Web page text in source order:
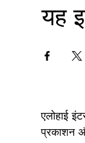
यह
एलोहाई
प्रकाशन